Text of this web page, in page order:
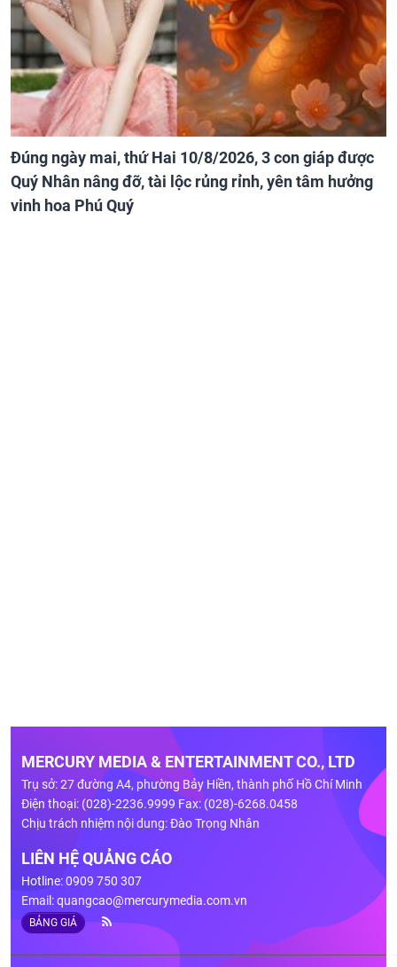
Đúng ngày mai, thứ Hai 10/8/2026, 3 con giáp được
Quý Nhân nâng đỡ, tài lộc rủng rỉnh, yên tâm hưởng
vinh hoa Phú Quý
MERCURY MEDIA & ENTERTAINMENT CO., LTD
Trụ sở: 27 đường A4, phường Bảy Hiền, thành phố Hồ Chí Minh
Điện thoại: (028)-2236.9999 Fax: (028)-6268.0458
Chịu trách nhiệm nội dung: Đào Trọng Nhân
LIÊN HỆ QUẢNG CÁO
Hotline: 0909 750 307
Email:quangcao@mercurymedia.com.vn
BẢNG GIÁ